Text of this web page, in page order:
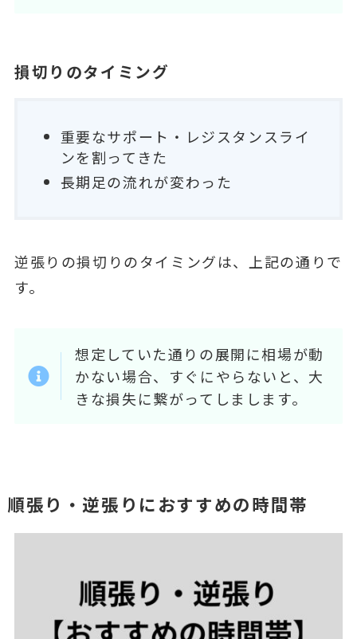
損切りのタイミング
重要なサポート・レジスタンスライ
ンを割ってきた
長期足の流れが変わった
逆張りの損切りのタイミングは、上記の通りで
す。
想定していた通りの展開に相場が動
かない場合、すぐにやらないと、大
きな損失に繋がってしまします。
順張り・逆張りにおすすめの時間帯